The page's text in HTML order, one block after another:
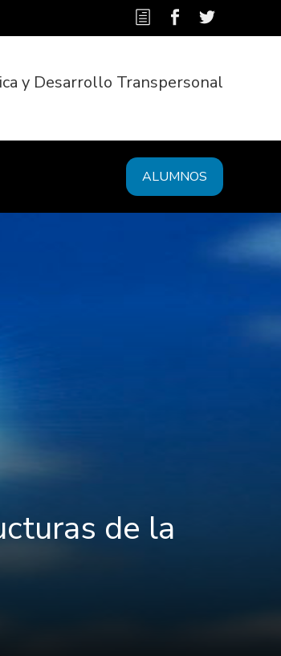
y Desarrollo Transpersonal
ALUMNOS
de la